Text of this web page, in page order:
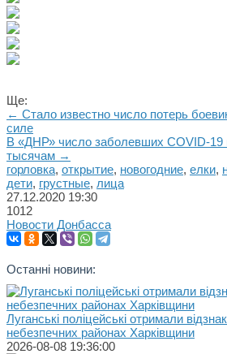
Ще:
← Стало известно число потерь
силе
В «ДНР» число заболевших COVID-19
тысячам →
горловка, открытие, новогодние, елки,
дети, грустные, лица
27.12.2020 19:30
1012
Новости Донбасса
Останні новини:
Луганські поліцейські отримали
небезпечних районах Харківщини
2026-08-08 19:36:00